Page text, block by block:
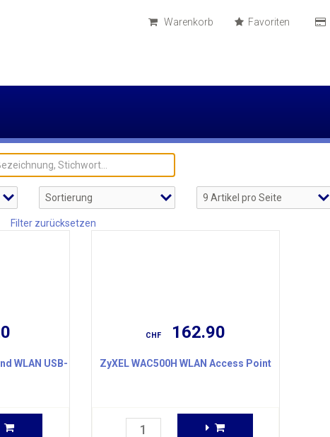
Warenkorb Favoriten
Filter zurücksetzen
WLAN USB-
CHF 162.90
ZyXEL WAC500H WLAN Access Point